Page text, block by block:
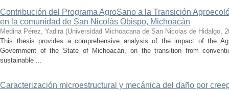
Contribución del Programa AgroSano a la Transición
en la comunidad de San Nicolás Obispo, Michoacán
Medina Pérez, Yadira (Universidad Michoacana de San Nicolas de Hidalgo,
This thesis provides a comprehensive analysis of the impact of the
Government of the State of Michoacán, on the transition from
sustainable ...
Caracterización microestructural y mecánica del daño por